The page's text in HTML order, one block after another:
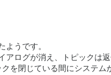
ようです。
ログが消え、トピックは
を閉じている間にシステム